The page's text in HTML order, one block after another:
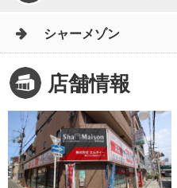
シャーメゾン
店舗情報